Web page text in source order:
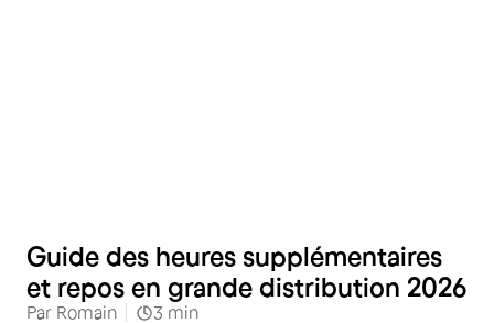
Guide des heures supplémentaires
et repos en grande distribution 2026
Par Romain 3 min